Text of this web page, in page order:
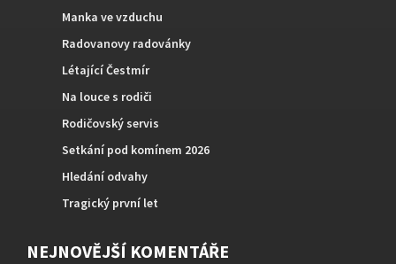
Manka ve vzduchu
Radovanovy radovánky
Létající Čestmír
Na louce s rodiči
Rodičovský servis
Setkání pod komínem 2026
Hledání odvahy
Tragický první let
NEJNOVĚJŠÍ KOMENTÁŘE